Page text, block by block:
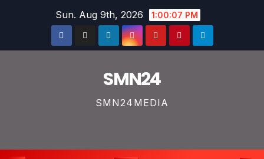
Sun. Aug 9th, 2026 1:00:08 PM
SMN24
SMN24MEDIA